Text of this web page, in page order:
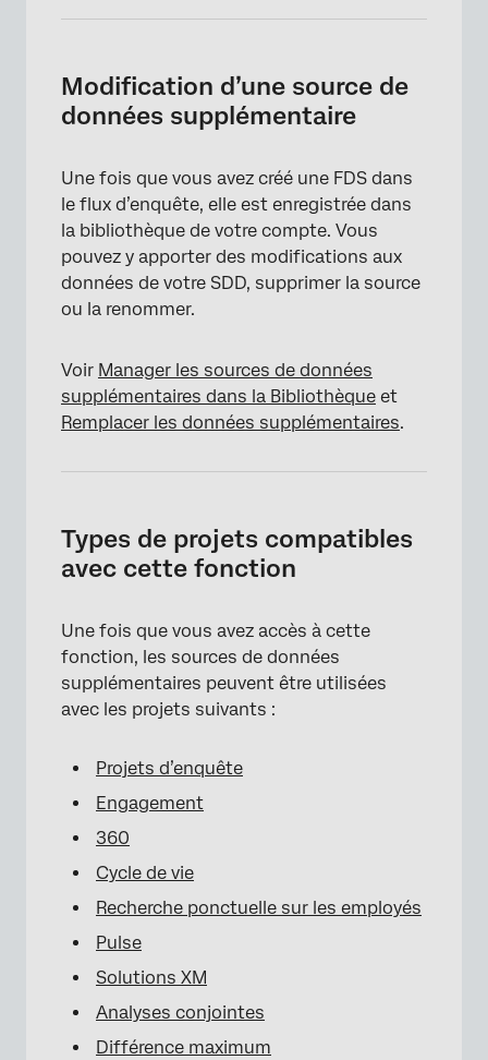
Modification d’une source de
données supplémentaire
Une fois que vous avez créé une FDS dans
le flux d’enquête, elle est enregistrée dans
la bibliothèque de votre compte. Vous
pouvez y apporter des modifications aux
données de votre SDD, supprimer la source
ou la renommer.
Voir Manager les sources de données
supplémentaires dans la Bibliothèque et
Remplacer les données supplémentaires.
Types de projets compatibles
avec cette fonction
Une fois que vous avez accès à cette
fonction, les sources de données
supplémentaires peuvent être utilisées
avec les projets suivants :
Projets d’enquête
Engagement
360
Cycle de vie
Recherche ponctuelle sur les employés
Pulse
Solutions XM
Analyses conjointes
Différence maximum